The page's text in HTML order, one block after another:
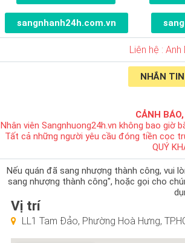
sangnhanh24h.com.vn
Liên hệ : Anh
NHẮN TIN
CẢNH
Nhân viên Sangnhuong24h.vn không bao giờ
Tất cả những người yêu cầu đóng tiền cọc
QUÝ
Nếu quán đã sang nhượng thành công, vui
sang nhượng thành công", hoặc gọi cho
Vị trí
LL1 Tam Đảo, Phường Hoà Hưng,